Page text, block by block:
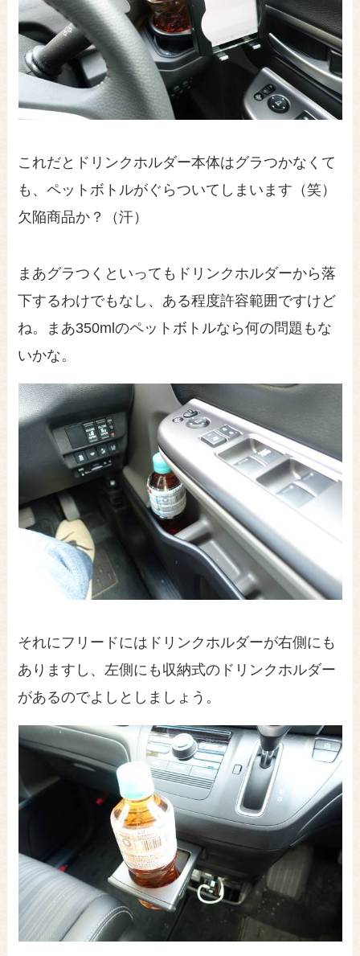
これだとドリンクホルダー本体はグラつかなくて
も、ペットボトルがぐらついてしまいます（笑）
欠陥商品か？（汗）
まあグラつくといってもドリンクホルダーから落
下するわけでもなし、ある程度許容範囲ですけど
ね。まあ350mlのペットボトルなら何の問題もな
いかな。
それにフリードにはドリンクホルダーが右側にも
ありますし、左側にも収納式のドリンクホルダー
があるのでよしとしましょう。